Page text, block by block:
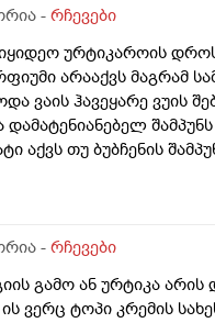
უკეთესია
- რჩევები
ურტიკაროის
არააქვს მაგრამ
ვაის ჰავეყარე ვუის
დამატენიანებელ
აქვს თუ ბუბჩენის
- რჩევები
გამო ან ურტიკა არის
ის ვერც ტოპი კრემის